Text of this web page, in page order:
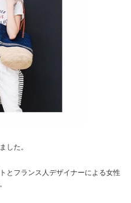
した。
とフランス人デザイナーによる女性